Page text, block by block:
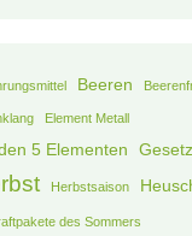
Beeren
Element Metall
5 Elementen
Herbstsaison
des Sommers